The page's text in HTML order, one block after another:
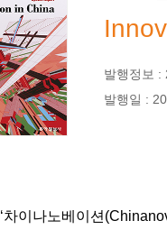
발행정보 :
발행일 :
‘차이나노베이션